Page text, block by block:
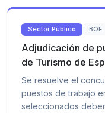
Sector Público BOE
Adjudicación de
de Turismo de
Se resuelve el
puestos de trabajo
seleccionados